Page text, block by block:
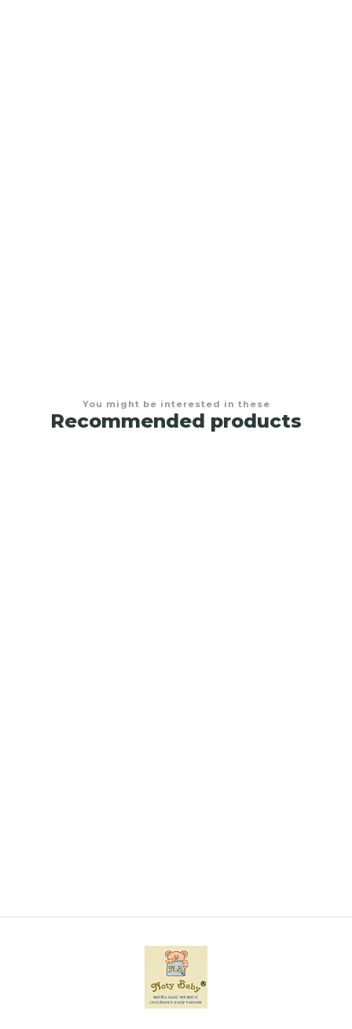
You might be interested in these
Recommended products